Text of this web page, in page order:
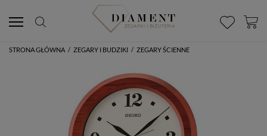
STRONA GŁÓWNA / ZEGARY I BUDZIKI / ZEGARY ŚCIENNE